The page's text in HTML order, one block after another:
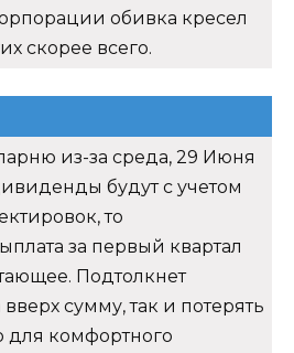
обивка кресел
скорее всего.
из-за среда, 29 Июня
будут с учетом
то
за первый квартал
Подтолкнет
сумму, так и потерять
для комфортного